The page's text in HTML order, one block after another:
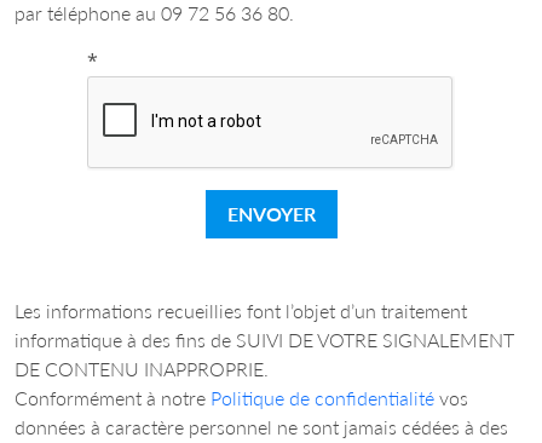
par téléphone au 09 72 56 36 80.
*
ENVOYER
Les informations recueillies font l’objet d’un traitement
informatique à des fins de SUIVI DE VOTRE SIGNALEMENT
DE CONTENU INAPPROPRIE.
Conformément à notre Politique de confidentialité vos
données à caractère personnel ne sont jamais cédées à des